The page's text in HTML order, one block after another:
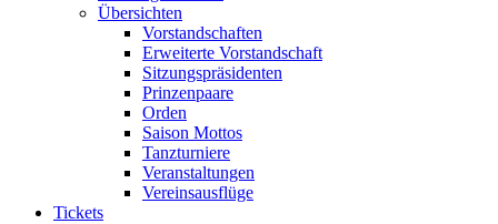
Übersichten
Vorstandschaften
Erweiterte Vorstandschaft
Sitzungspräsidenten
Prinzenpaare
Orden
Saison Mottos
Tanzturniere
Veranstaltungen
Vereinsausflüge
Tickets